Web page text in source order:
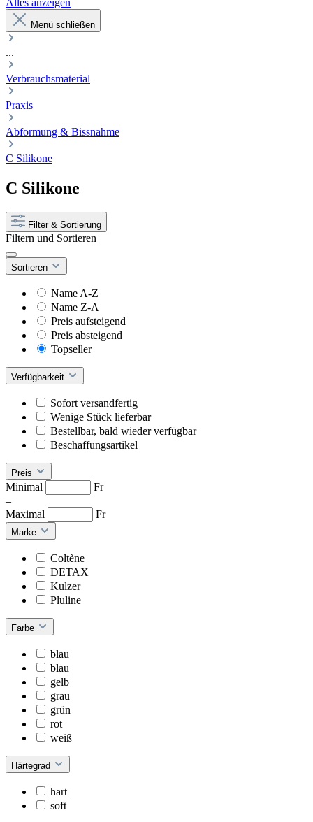
Alles anzeigen
Menü schließen
...
Verbrauchsmaterial
Praxis
Abformung & Bissnahme
C Silikone
C Silikone
Filter & Sortierung
Filtern und Sortieren
Sortieren
Name A-Z
Name Z-A
Preis aufsteigend
Preis absteigend
Topseller
Verfügbarkeit
Sofort versandfertig
Wenige Stück lieferbar
Bestellbar, bald wieder verfügbar
Beschaffungsartikel
Preis
Minimal
Fr
–
Maximal
Fr
Marke
Coltène
DETAX
Kulzer
Pluline
Farbe
blau
blau
gelb
grau
grün
rot
weiß
Härtegrad
hart
soft